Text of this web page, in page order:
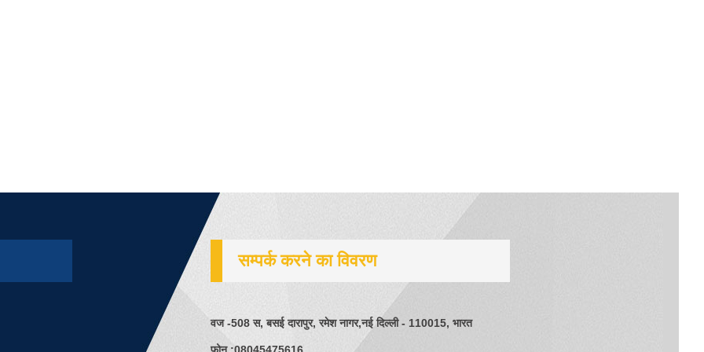
सम्पर्क करने का विवरण
वज -508 स, बसई दारापुर, रमेश नागर,नई दिल्ली - 110015, भारत